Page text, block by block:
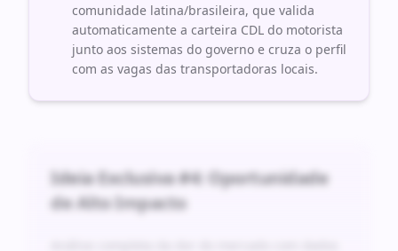
comunidade latina/brasileira, que valida
automaticamente a carteira CDL do motorista
junto aos sistemas do governo e cruza o perfil
com as vagas das transportadoras locais.
Ideia Exclusiva #4: Oportunidade
de Alto Impacto